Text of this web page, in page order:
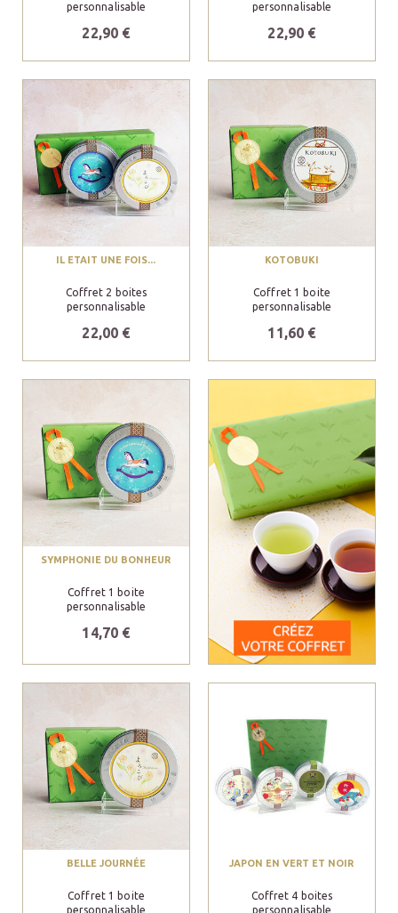
personnalisable
22,90 €
personnalisable
22,90 €
IL ETAIT UNE FOIS...
Coffret 2 boites
personnalisable
22,00 €
KOTOBUKI
Coffret 1 boite
personnalisable
11,60 €
SYMPHONIE DU BONHEUR
Coffret 1 boite
personnalisable
14,70 €
BELLE JOURNÉE
Coffret 1 boite
personnalisable
JAPON EN VERT ET NOIR
Coffret 4 boites
personnalisable